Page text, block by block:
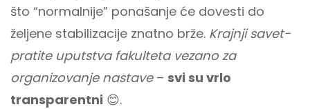
što “normalnije” ponašanje će dovesti do
željene stabilizacije znatno brže. Krajnji savet-
pratite uputstva fakulteta vezano za
organizovanje nastave– svi su vrlo
transparentni 😊.